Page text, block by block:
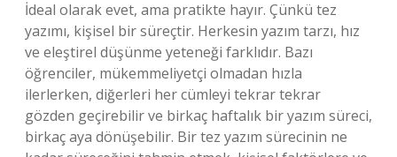
İdeal olarak evet, ama pratikte hayır. Çünkü tez
yazımı, kişisel bir süreçtir. Herkesin yazım tarzı, hız
ve eleştirel düşünme yeteneği farklıdır. Bazı
öğrenciler, mükemmeliyetçi olmadan hızla
ilerlerken, diğerleri her cümleyi tekrar tekrar
gözden geçirebilir ve birkaç haftalık bir yazım süreci,
birkaç aya dönüşebilir. Bir tez yazım sürecinin ne